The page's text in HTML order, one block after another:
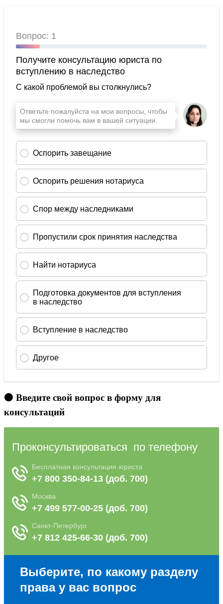
🟠 Введите свой вопрос в форму для
консультаций